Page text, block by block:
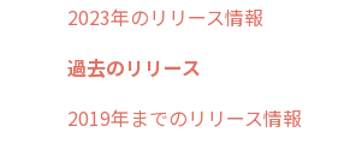
2023年のリリース情報
過去のリリース
2019年までのリリース情報